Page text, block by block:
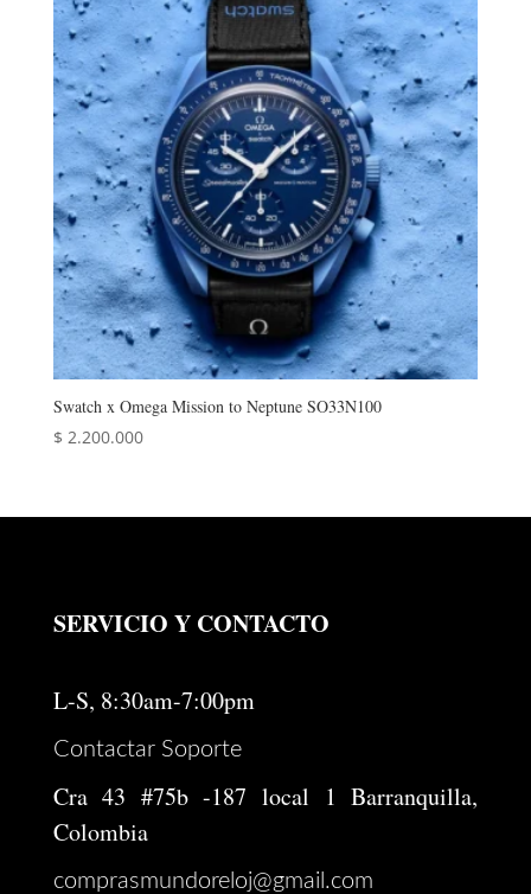
Swatch x Omega Mission to Neptune SO33N100
$ 2.200.000
SERVICIO Y CONTACTO
L-S, 8:30am-7:00pm
Contactar Soporte
Cra 43 #75b -187 local 1 Barranquilla,
Colombia
comprasmundoreloj@gmail.com